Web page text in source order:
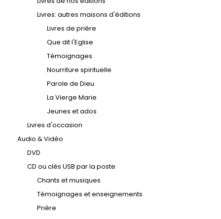
Livres: autres maisons d'éditions
Livres de prière
Que dit l'Eglise
Témoignages
Nourriture spirituelle
Parole de Dieu
La Vierge Marie
Jeunes et ados
Livres d'occasion
Audio & Vidéo
DVD
CD ou clés USB par la poste
Chants et musiques
Témoignages et enseignements
Prière